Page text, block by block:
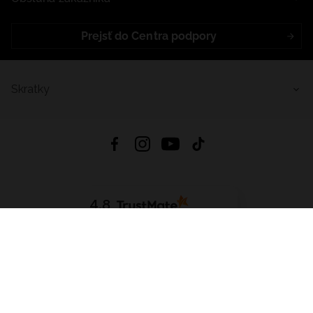
Prejsť do Centra podpory
4.8